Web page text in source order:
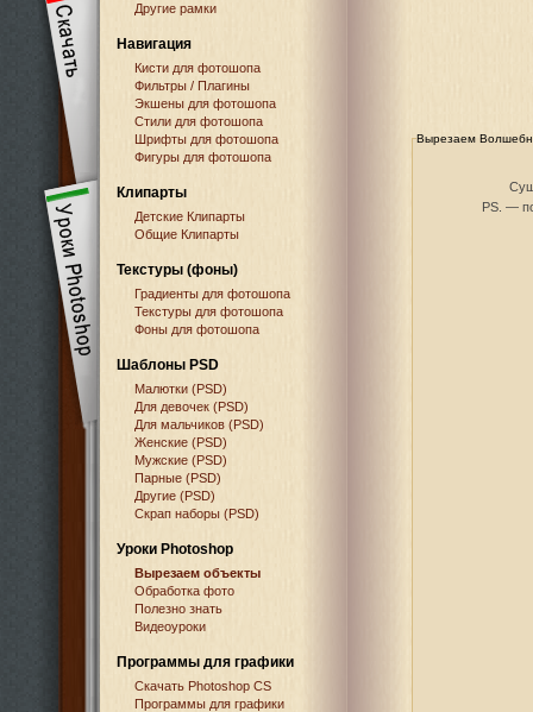
Другие рамки
Навигация
Кисти для фотошопа
Фильтры / Плагины
Экшены для фотошопа
Стили для фотошопа
Шрифты для фотошопа
Фигуры для фотошопа
Клипарты
Детские Клипарты
Общие Клипарты
Текстуры (фоны)
Градиенты для фотошопа
Текстуры для фотошопа
Фоны для фотошопа
Шаблоны PSD
Малютки (PSD)
Для девочек (PSD)
Для мальчиков (PSD)
Женские (PSD)
Мужские (PSD)
Парные (PSD)
Другие (PSD)
Скрап наборы (PSD)
Уроки Photoshop
Вырезаем объекты
Обработка фото
Полезно знать
Видеоуроки
Программы для графики
Cкачать Photoshop CS
Программы для графики
Вырезаем
PS. —